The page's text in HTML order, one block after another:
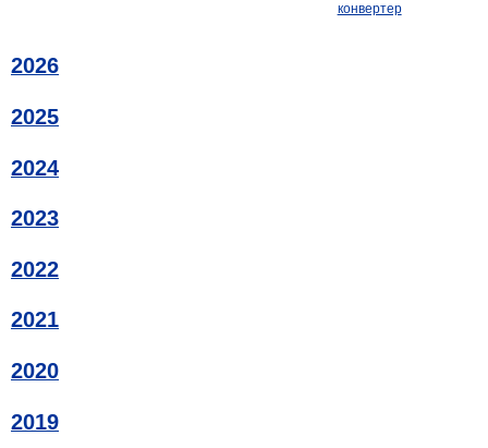
конвертер
2026
2025
2024
2023
2022
2021
2020
2019